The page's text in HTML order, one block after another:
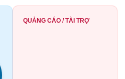
QUẢNG CÁO / TÀI TRỢ